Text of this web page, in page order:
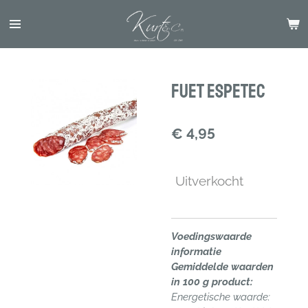
direct
Fuet Espetec
€ 4,95
Uitverkocht
Voedingswaarde
informatie
Gemiddelde waarden
in 100 g product:
Energetische waarde: